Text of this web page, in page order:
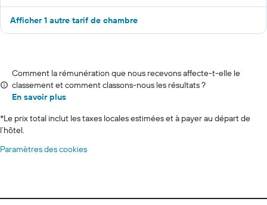
Afficher 1 autre tarif de chambre
Comment la rémunération que nous recevons affecte-t-elle le
classement et comment classons-nous les résultats ?
En savoir plus
*Le prix total inclut les taxes locales estimées et à payer au départ de
l’hôtel.
Paramètres des cookies